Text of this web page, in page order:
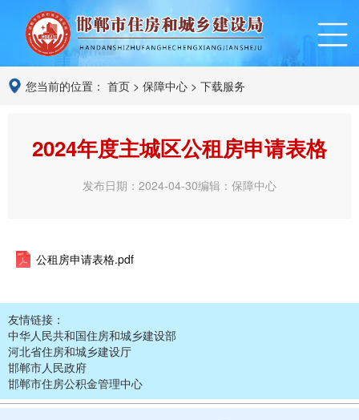
您当前的位置： 首页 > 保障中心 > 下载服务
2024年度主城区公租房申请表格
发布日期：2024-04-30编辑：保障中心
公租房申请表格.pdf
友情链接：
中华人民共和国住房和城乡建设部
河北省住房和城乡建设厅
邯郸市人民政府
邯郸市住房公积金管理中心